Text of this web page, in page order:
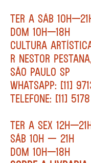
TER A SÁB
DOM 10H—18H
CULTURA
R NESTOR
SÃO PAULO SP
WHATSAPP: [11]
TELEFONE: [11]
TER A SEX
SÁB 10H — 21H
DOM 10H—18H